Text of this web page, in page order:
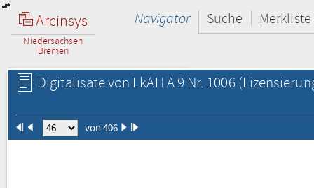
Arcinsys
Niedersachsen
Bremen
Navigator Suche Merkliste
Digitalisate von LkAH A 9 Nr. 1006
von 406